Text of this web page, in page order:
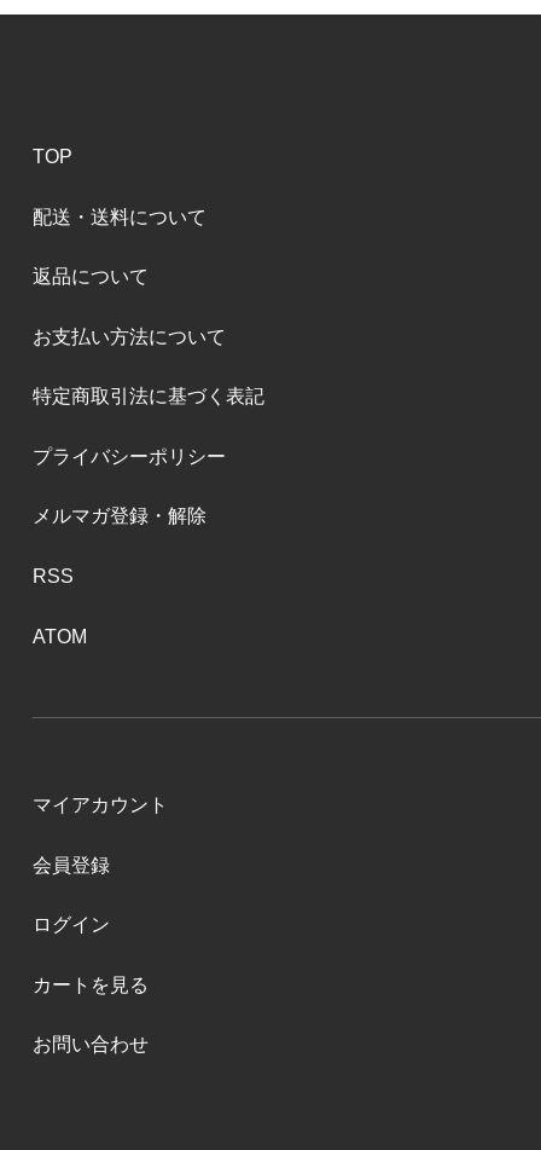
TOP
配送・送料について
返品について
お支払い方法について
特定商取引法に基づく表記
プライバシーポリシー
メルマガ登録・解除
RSS
ATOM
マイアカウント
会員登録
ログイン
カートを見る
お問い合わせ